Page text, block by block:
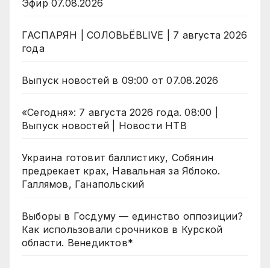
Эфир 07.08.2026
ГАСПАРЯН | СОЛОВЬЁВLIVE | 7 августа 2026
года
Выпуск новостей в 09:00 от 07.08.2026
«Сегодня»: 7 августа 2026 года. 08:00 |
Выпуск новостей | Новости НТВ
Украина готовит баллистику, Собянин
предрекает крах, Навальная за Яблоко.
Галлямов, Ганапольский
Выборы в Госдуму — единство оппозиции?
Как использовали срочников в Курской
области. Венедиктов*